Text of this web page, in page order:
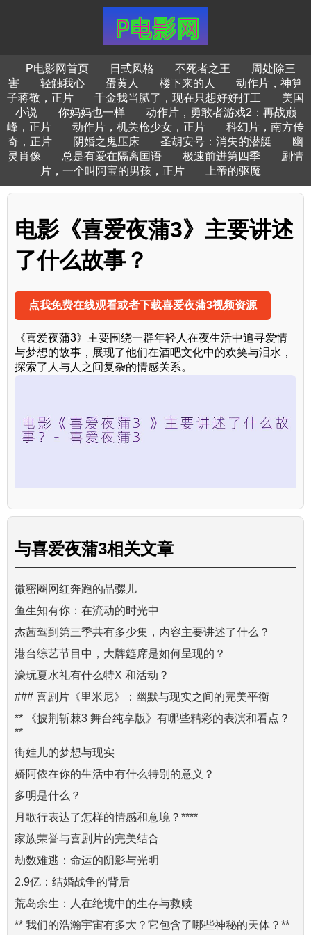
P电影网首页 日式风格 不死者之王
周处除三
害
轻触我心 蛋黄人 楼下来的人
动作片，神算
子蒋敬，正片
千金我当腻了，现在只想好好打工
美国
小说
你妈妈也一样
动作片，勇敢者游戏2：再战巅
峰，正片
动作片，机关枪少女，正片
科幻片，南方传
奇，正片
阴婚之鬼压床 圣胡安号：消失的潜艇
幽
灵肖像
总是有爱在隔离国语 极速前进第四季
剧情
片，一个叫阿宝的男孩，正片
上帝的驱魔
电影《喜爱夜蒲3》主要讲述
了什么故事？
点我免费在线观看或者下载喜爱夜蒲3视频资源
《喜爱夜蒲3》主要围绕一群年轻人在夜生活中追寻爱情
与梦想的故事，展现了他们在酒吧文化中的欢笑与泪水，
探索了人与人之间复杂的情感关系。
与喜爱夜蒲3相关文章
微密圈网红奔跑的晶骡儿
鱼生知有你：在流动的时光中
杰茜驾到第三季共有多少集，内容主要讲述了什么？
港台综艺节目中，大牌筵席是如何呈现的？
濠玩夏水礼有什么特X 和活动？
### 喜剧片《里米尼》：幽默与现实之间的完美平衡
** 《披荆斩棘3 舞台纯享版》有哪些精彩的表演和看点？
**
街娃儿的梦想与现实
娇阿依在你的生活中有什么特别的意义？
多明是什么？
月歌行表达了怎样的情感和意境？****
家族荣誉与喜剧片的完美结合
劫数难逃：命运的阴影与光明
2.9亿：结婚战争的背后
荒岛余生：人在绝境中的生存与救赎
** 我们的浩瀚宇宙有多大？它包含了哪些神秘的天体？**